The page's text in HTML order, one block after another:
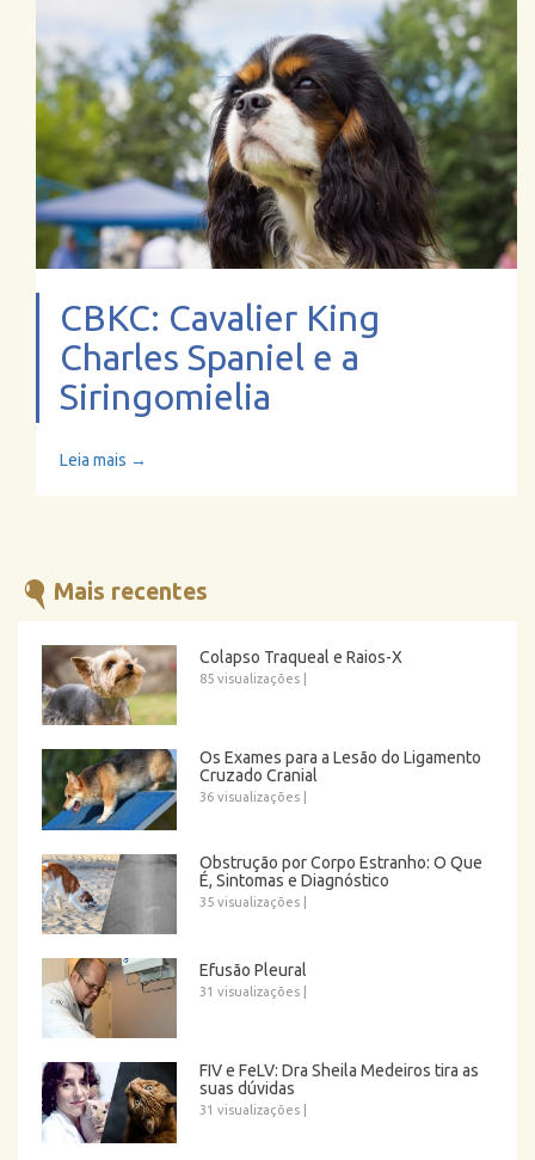
CBKC: Cavalier King
Charles Spaniel e a
Siringomielia
Leia mais →
Mais recentes
Colapso Traqueal e Raios-X
85 visualizações
Os Exames para a Lesão do Ligamento
Cruzado Cranial
36 visualizações
Obstrução por Corpo Estranho: O Que
É, Sintomas e Diagnóstico
35 visualizações
Efusão Pleural
31 visualizações
FIV e FeLV: Dra Sheila Medeiros tira as
suas dúvidas
31 visualizações